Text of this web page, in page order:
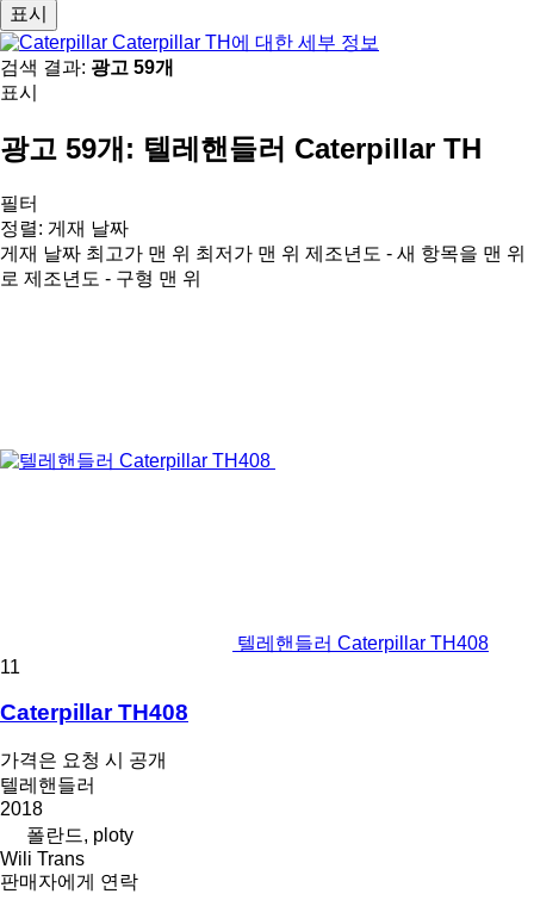
표시
Caterpillar TH에 대한 세부 정보
검색 결과: 광고 59개
표시
광고 59개: 텔레핸들러 Caterpillar TH
필터
정렬: 게재 날짜
게재 날짜 최고가 맨 위 최저가 맨 위 제조년도 - 새 항목을 맨 위
로 제조년도 - 구형 맨 위
텔레핸들러 Caterpillar TH408
11
Caterpillar TH408
가격은 요청 시 공개
텔레핸들러
2018
폴란드, ploty
Wili Trans
판매자에게 연락